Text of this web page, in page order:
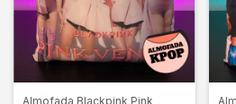
Almofada Blackpink Pink